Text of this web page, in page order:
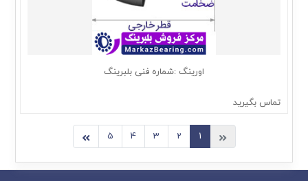
اورینگ :شماره فنی بلبرینگ
تماس بگیرید
1
2
3
4
5